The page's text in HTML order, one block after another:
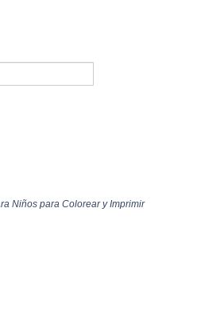
Niños para Colorear y Imprimir